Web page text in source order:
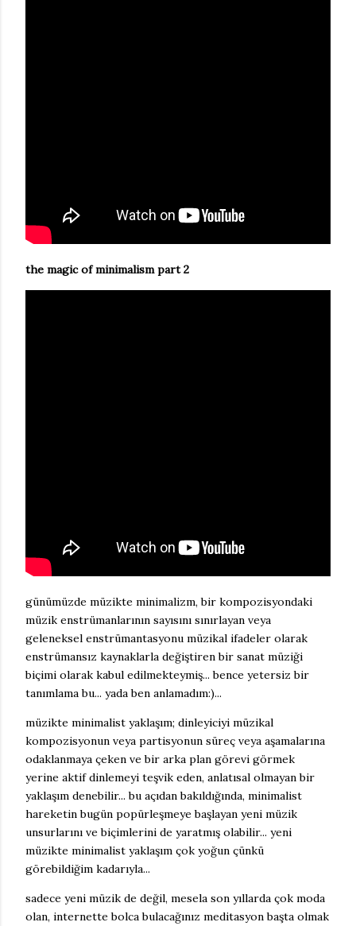
the magic of minimalism part 2
günümüzde müzikte minimalizm, bir kompozisyondaki
müzik enstrümanlarının sayısını sınırlayan veya
geleneksel enstrümantasyonu müzikal ifadeler olarak
enstrümansız kaynaklarla değiştiren bir sanat müziği
biçimi olarak kabul edilmekteymiş... bence yetersiz bir
tanımlama bu... yada ben anlamadım:)...
müzikte minimalist yaklaşım; dinleyiciyi müzikal
kompozisyonun veya partisyonun süreç veya aşamalarına
odaklanmaya çeken ve bir arka plan görevi görmek
yerine aktif dinlemeyi teşvik eden, anlatısal olmayan bir
yaklaşım denebilir... bu açıdan bakıldığında, minimalist
hareketin bugün popürleşmeye başlayan yeni müzik
unsurlarını ve biçimlerini de yaratmış olabilir... yeni
müzikte minimalist yaklaşım çok yoğun çünkü
görebildiğim kadarıyla...
sadece yeni müzik de değil, mesela son yıllarda çok moda
olan, internette bolca bulacağınız meditasyon başta olmak